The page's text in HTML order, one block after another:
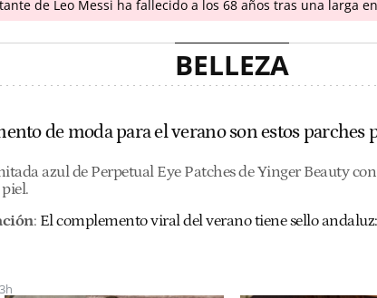
de Leo Messi ha fallecido a los 68 años tras una larga
BELLEZA
de moda para el verano son estos parches
azul de Perpetual Eye Patches de Yinger Beauty
: El complemento viral del verano tiene sello